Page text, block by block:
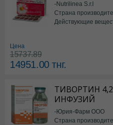
-Nutrilinea S.r.l
Страна
Действующие
Цена
15737.89
14951.00тнг.
ТИВОРТИН
ИНФУЗИЙ
-Юрия-Фарм ООО
Страна